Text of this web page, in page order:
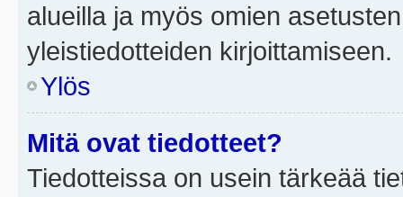
alueilla ja myös omien
yleistiedotteiden kirjoittamiseen.
Ylös
Mitä ovat tiedotteet?
Tiedotteissa on usein tärkeää